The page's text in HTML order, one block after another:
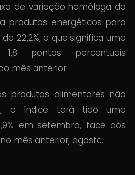
de variação homóloga do
produtos energéticos para
22,2%, o que significa uma
pontos percentuais
mês anterior.
produtos alimentares não
o índice terá tido uma
em setembro, face aos
no mês anterior, agosto.